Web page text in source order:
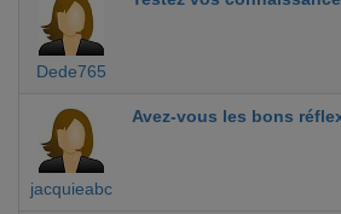
Dede765
jacquieabc
Avez-vous les bons